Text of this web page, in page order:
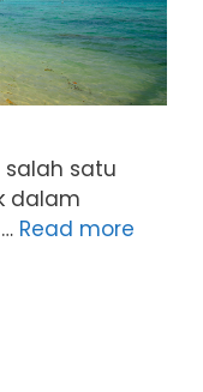
salah satu
dalam
Read more